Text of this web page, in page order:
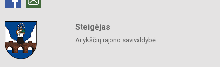
Steigėjas
Anykščių rajono savivaldybė